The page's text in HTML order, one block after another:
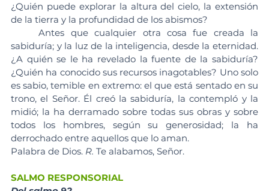
¿Quién puede explorar la altura del cielo, la extensión
de la tierra y la profundidad de los abismos?
	Antes que cualquier otra cosa fue creada la
sabiduría; y la luz de la inteligencia, desde la eternidad.
¿A quién se le ha revelado la fuente de la sabiduría?
¿Quién ha conocido sus recursos inagotables? Uno solo
es sabio, temible en extremo: el que está sentado en su
trono, el Señor. Él creó la sabiduría, la contempló y la
midió; la ha derramado sobre todas sus obras y sobre
todos los hombres, según su generosidad; la ha
derrochado entre aquellos que lo aman.
Palabra de Dios. R. Te alabamos, Señor.
SALMO RESPONSORIAL